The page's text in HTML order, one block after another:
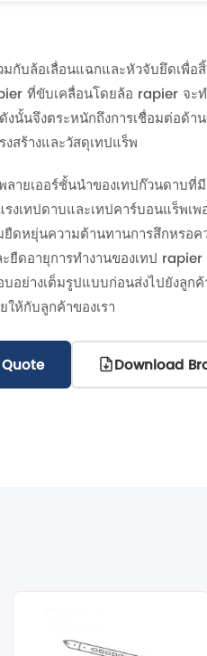
มกับล้อเลื่อนแฉกและหัวจับยึดเพื่
ที่ขับเคลื่อนโดยล้อ rapier จะท
นั้นจึงตระหนักถึงการเชื่อมต่อด้า
งสร้างและวัสดุเทปแร็พ
ลายเออร์ชั้นนำของเทปก๊วนดาบ
รงเทปดาบและเทปคาร์บอนแร็พ
ดหยุ่นความต้านทานการสึกหรอค
ยืดอายุการทำงานของเทป
บอย่างเต็มรูปแบบก่อนส่งไปยังลู
ให้กับลูกค้าของเรา
Download